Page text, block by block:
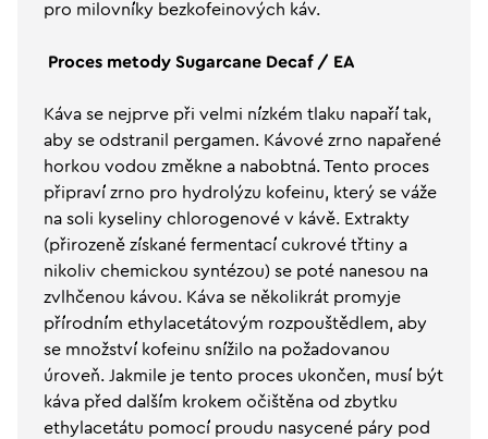
pro milovníky bezkofeinových káv.
Proces metody Sugarcane Decaf / EA
Káva se nejprve při velmi nízkém tlaku napaří tak,
aby se odstranil pergamen. Kávové zrno napařené
horkou vodou změkne a nabobtná. Tento proces
připraví zrno pro hydrolýzu kofeinu, který se váže
na soli kyseliny chlorogenové v kávě. Extrakty
(přirozeně získané fermentací cukrové třtiny a
nikoliv chemickou syntézou) se poté nanesou na
zvlhčenou kávou. Káva se několikrát promyje
přírodním ethylacetátovým rozpouštědlem, aby
se množství kofeinu snížilo na požadovanou
úroveň. Jakmile je tento proces ukončen, musí být
káva před dalším krokem očištěna od zbytku
ethylacetátu pomocí proudu nasycené páry pod